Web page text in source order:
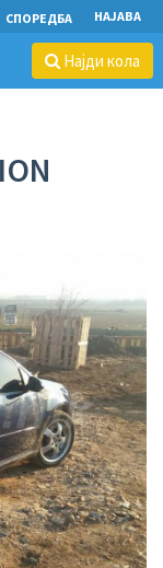
СПОРЕДБА НАЈАВА
Најди кола